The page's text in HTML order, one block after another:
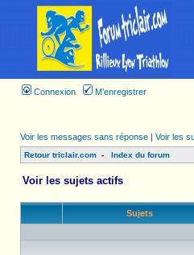
Connexion M’enregistrer
Voir les messages sans réponse | Voir les
Retour triclair.com - Index du forum
Voir les sujets actifs
Sujets